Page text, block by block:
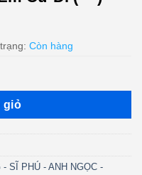
Còn hàng
giỏ
SĨ PHÚ - ANH NGỌC -